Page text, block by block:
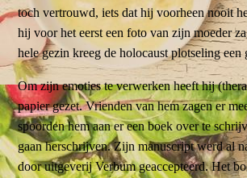
toch vertrouwd, iets dat hij voorheen nooit
hij voor het eerst een foto van zijn moeder
hele gezin kreeg de holocaust plotseling een
Om zijn emoties te verwerken heeft hij
papier gezet. Vrienden van hem zagen er
spoorden hem aan er een boek over te
gaan herschrijven. Zijn manuscript werd al
door uitgeverij Verbum geaccepteerd. Het